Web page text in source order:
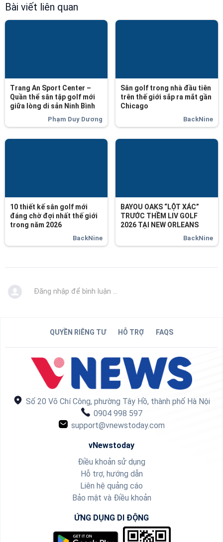
Bài viết liên quan
Trang An Sport Center –
Quần thể sân tập golf mới
giữa lòng di sản Ninh Bình
Phạm Duy Dương
Sân golf trong nhà đầu tiên
trên thế giới sắp ra mắt gần
Chicago
BackNine
10 thiết kế sân golf mới
đáng chờ đợi nhất thế giới
trong năm 2026
BackNine
BAYOU OAKS “LỘT XÁC”
TRƯỚC THỀM LIV GOLF
2026 TẠI NEW ORLEANS
BackNine
Đăng nhập để bình luận ...
QUYỀN RIÊNG TƯ HỖ TRỢ FAQS
Số 20 Võ Chí Công, phường Tây Hồ, thành phố Hà Nội
0904 998 597
support@vnewstoday.com
vNewstoday
Điều khoản sử dụng
Hỗ trợ, hướng dẫn
Liên hệ quảng cáo
Bảo mật và Điều khoản
ỨNG DỤNG DI ĐỘNG